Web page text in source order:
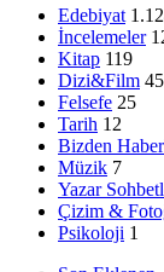
Edebiyat
İncelemeler
Kitap 119
Dizi&Film 45
Felsefe 25
Tarih 12
Bizden
Müzik 7
Yazar
Çizim &
Psikoloji 1